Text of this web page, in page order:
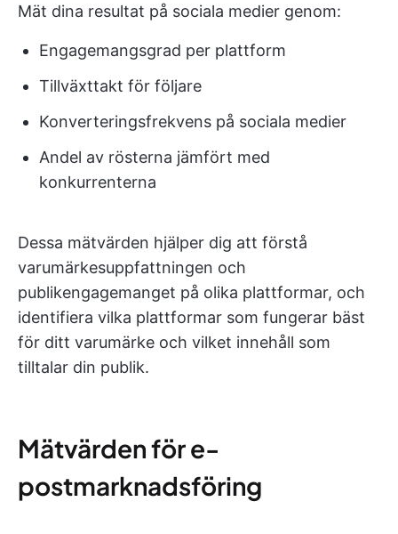
Mät dina resultat på sociala medier genom:
Engagemangsgrad per plattform
Tillväxttakt för följare
Konverteringsfrekvens på sociala medier
Andel av rösterna jämfört med
konkurrenterna
Dessa mätvärden hjälper dig att förstå
varumärkesuppfattningen och
publikengagemanget på olika plattformar, och
identifiera vilka plattformar som fungerar bäst
för ditt varumärke och vilket innehåll som
tilltalar din publik.
Mätvärden för e-
postmarknadsföring